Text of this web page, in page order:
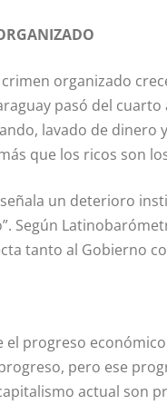
organizado
pasó del
lavado de dinero
que los ricos son
un deterioro
Según
tanto al Gobierno
el progreso
pero ese
actual son